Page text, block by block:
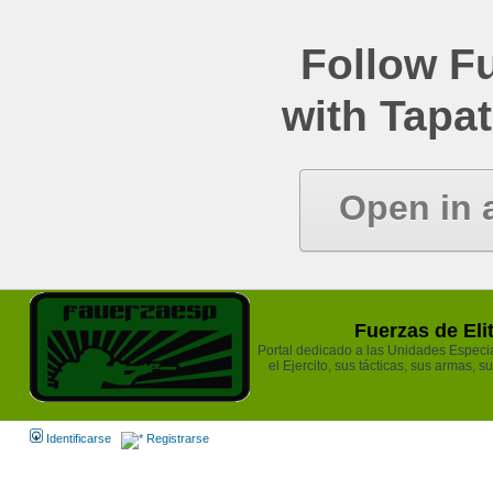
Follow
with
Open in
Fuerzas de
Portal dedicado a las Unidades
el Ejercito, sus tácticas, sus armas,
Identificarse Registrarse